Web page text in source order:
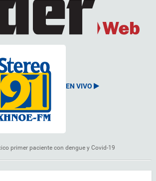
EN VIVO
primer paciente con dengue y Covid-19